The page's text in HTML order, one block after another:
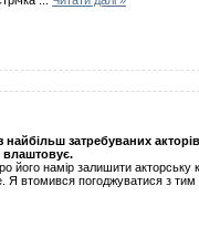
затребуваних
влаштовує.
його намір залишити акторську
Я втомився погоджуватися з